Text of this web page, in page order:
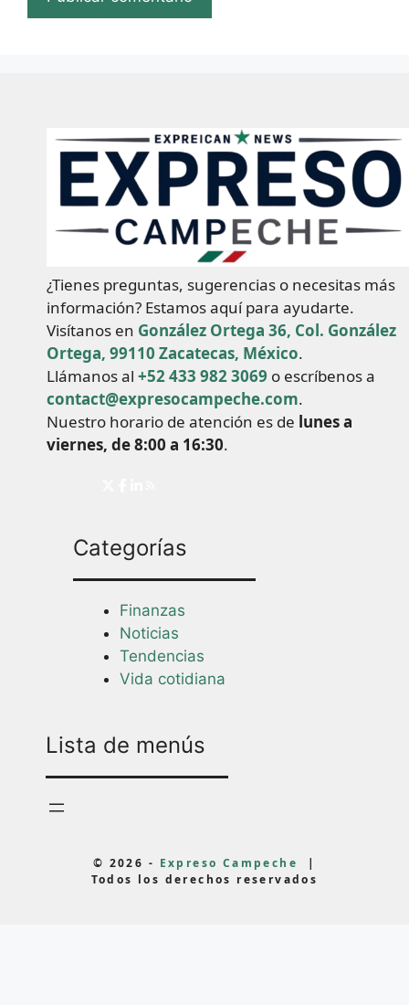
¿Tienes preguntas, sugerencias o necesitas más
información? Estamos aquí para ayudarte.
Visítanos en González Ortega 36, Col. González
Ortega, 99110 Zacatecas, México.
Llámanos al +52 433 982 3069 o escríbenos a
contact@expresocampeche.com.
Nuestro horario de atención es de lunes a
viernes, de 8:00 a 16:30.
Categorías
Finanzas
Noticias
Tendencias
Vida cotidiana
Lista de menús
© 2026 - Expreso Campeche
|
Todos los derechos reservados